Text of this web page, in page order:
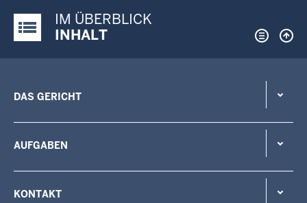
Justiz-Portal im Überblick:
IM ÜBERBLICK
INHALT
DAS GERICHT
AUFGABEN
KONTAKT